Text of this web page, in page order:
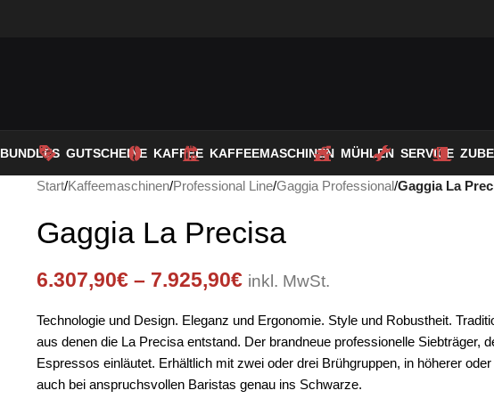
BUNDLES GUTSCHEINE KAFFEE KAFFEEMASCHINEN MÜHLEN SERVICE
Start/Kaffeemaschinen/Professional Line/Gaggia Professional/Gaggia La
Gaggia La Precisa
6.307,90€ – 7.925,90€ inkl. MwSt.
Technologie und Design. Eleganz und Ergonomie. Style und Robustheit.
aus denen die La Precisa entstand. Der brandneue professionelle Siebträger,
Espressos einläutet. Erhältlich mit zwei oder drei Brühgruppen, in höherer
auch bei anspruchsvollen Baristas genau ins Schwarze.